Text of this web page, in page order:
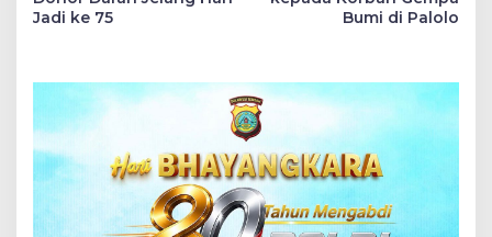
Jadi ke 75
Bumi di Palolo